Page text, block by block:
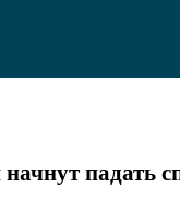
падать